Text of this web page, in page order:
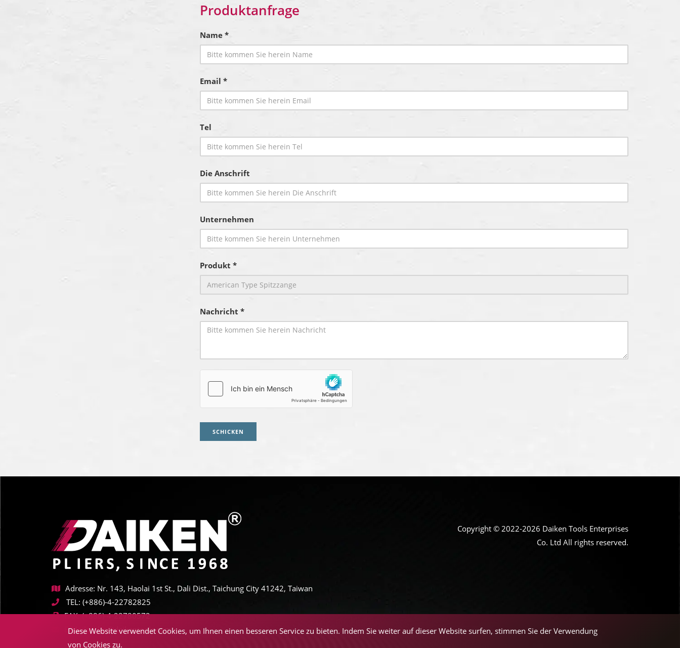
Produktanfrage
Name *
Email *
Tel
Die Anschrift
Unternehmen
Produkt *
Nachricht *
SCHICKEN
Adresse: Nr. 143, Haolai 1st St., Dali Dist., Taichung City 41242, Taiwan
TEL: (+886)-4-22782825
FAX: (+886)-4-22780572
E-Mail: sales@daikentools.com
Copyright © 2022-2026 Daiken Tools Enterprises
Co. Ltd All rights reserved.
Diese Website verwendet Cookies, um Ihnen einen besseren Service zu bieten. Indem Sie weiter auf dieser Website surfen, stimmen Sie der Verwendung
von Cookies zu.